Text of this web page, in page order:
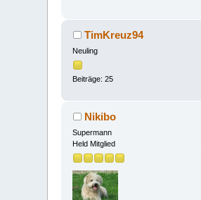
TimKreuz94
Neuling
Beiträge: 25
Nikibo
Supermann
Held Mitglied